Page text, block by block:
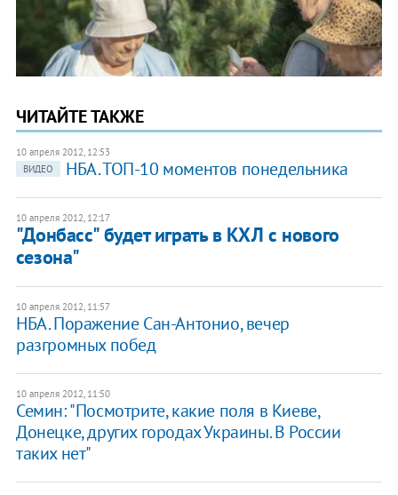
ЧИТАЙТЕ ТАКЖЕ
10 апреля 2012, 12:53
ВИДЕО
НБА. ТОП-10 моментов понедельника
10 апреля 2012, 12:17
"Донбасс" будет играть в КХЛ с нового
сезона"
10 апреля 2012, 11:57
НБА. Поражение Сан-Антонио, вечер
разгромных побед
10 апреля 2012, 11:50
Семин: "Посмотрите, какие поля в Киеве,
Донецке, других городах Украины. В России
таких нет"